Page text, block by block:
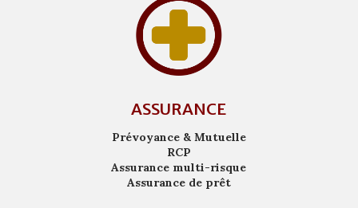
ASSURANCE
Prévoyance & Mutuelle
RCP
Assurance multi-risque
Assurance de prêt